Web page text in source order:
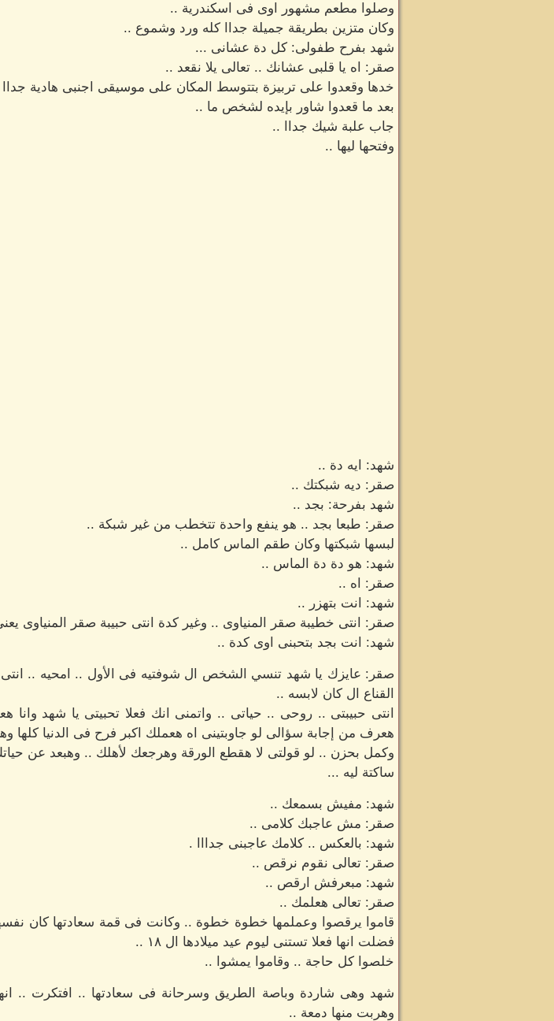
وصلوا مطعم مشهور اوى فى اسكندرية ..
وكان متزين بطريقة جميلة جداا كله ورد وشموع ..
شهد بفرح طفولى: كل دة عشانى ...
صقر: اه يا قلبى عشانك .. تعالى يلا نقعد ..
خدها وقعدوا على تربيزة بتتوسط المكان على موسيقى اجنبى هادية
بعد ما قعدوا شاور بإيده لشخص ما ..
جاب علبة شيك جداا ..
وفتحها ليها ..
شهد: ايه دة ..
صقر: ديه شبكتك ..
شهد بفرحة: بجد ..
صقر: طبعا بجد .. هو ينفع واحدة تتخطب من غير شبكة ..
لبسها شبكتها وكان طقم الماس كامل ..
شهد: هو دة دة الماس ..
صقر: اه ..
شهد: انت بتهزر ..
صقر: انتى خطيبة صقر المنياوى .. وغير كدة انتى حبيبة صقر المنياوى
شهد: انت بجد بتحبنى اوى كدة ..
صقر: عايزك يا شهد تنسي الشخص ال شوفتيه فى الأول .. امحيه ..
القناع ال كان لابسه ..
هعرف من إجابة سؤالى لو جاوبتينى اه هعملك اكبر فرح فى الدنيا كلها
وكمل بحزن .. لو قولتى لا هقطع الورقة وهرجعك لأهلك .. وهبعد عن
ساكتة ليه ...
شهد: مفيش بسمعك ..
صقر: مش عاجبك كلامى ..
شهد: بالعكس .. كلامك عاجبنى جدااا .
صقر: تعالى نقوم نرقص ..
شهد: مبعرفش ارقص ..
صقر: تعالى هعلمك ..
قاموا يرقصوا وعملمها خطوة خطوة .. وكانت فى قمة سعادتها كان
فضلت انها فعلا تستنى ليوم عيد ميلادها ال ١٨ ..
خلصوا كل حاجة .. وقاموا يمشوا ..
شهد وهى شاردة وباصة الطريق وسرحانة فى سعادتها .. افتكرت ..
وهربت منها دمعة ..